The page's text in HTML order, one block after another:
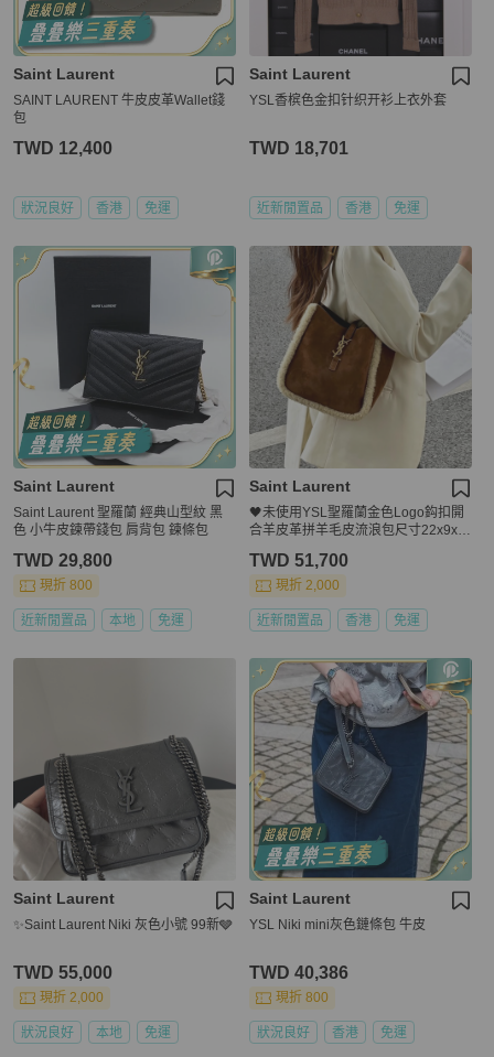
Saint Laurent
SAINT LAURENT 牛皮皮革Wallet錢
包
TWD 12,400
狀況良好 香港 免運
Saint Laurent
YSL香槟色金扣针织开衫上衣外套
TWD 18,701
近新閒置品 香港 免運
Saint Laurent
Saint Laurent 聖羅蘭 經典山型紋 黑
色 小牛皮鍊帶錢包 肩背包 鍊條包
TWD 29,800
現折 800
近新閒置品 本地 免運
Saint Laurent
🖤未使用YSL聖羅蘭金色Logo鈎扣開
合羊皮革拼羊毛皮流浪包尺寸22x9x2
TWD 51,700
現折 2,000
近新閒置品 香港 免運
Saint Laurent
✨Saint Laurent Niki 灰色小號 99新🩶
TWD 55,000
現折 2,000
狀況良好 本地 免運
Saint Laurent
YSL Niki mini灰色鏈條包 牛皮
TWD 40,386
現折 800
狀況良好 香港 免運